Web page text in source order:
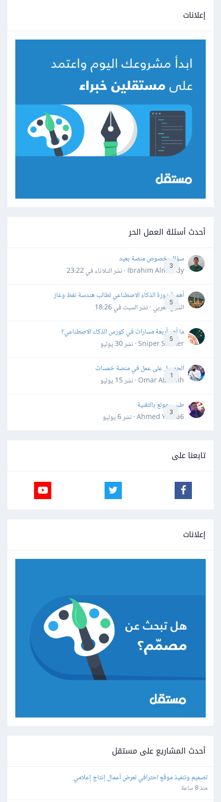
إعلانات
أحدث أسئلة العمل الحر
3
سؤال بخصوص منصة بعيد
Ibrahim Almahdy · نشر
الثلاثاء في 23:22
5
أهمية دورة الذكاء الاصطناعي لطالب هندسة نفط وغاز
الشيخ العربي · نشرالسبت في 18:26
5
ما أهم أربعة مسارات في كورس الذكاء الاصطناعي؟
Sniper Shaker · نشر
30 يوليو
1
الحصول على عمل في منصة خمسات
Omar Abdallh · نشر
15 يوليو
3
طبيب مولع بالتقنية
Ahmed Yahia6 · نشر
6 يوليو
تابعنا على
إعلانات
أحدث المشاريع على مستقل
تصميم وتنفيذ موقع احترافي لعرض أعمال إنتاج إعلامي
منذ 8 ساعة